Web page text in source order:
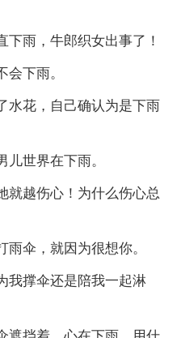
下雨，牛郎织女出事了！
会下雨。
水花，自己确认为是下雨
儿世界在下雨。
就越伤心！为什么伤心总
伞，就因为很想你。
我撑伞还是陪我一起淋